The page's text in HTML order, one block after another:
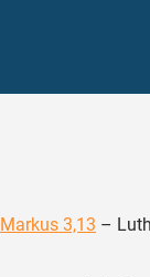
Markus 3,13 –